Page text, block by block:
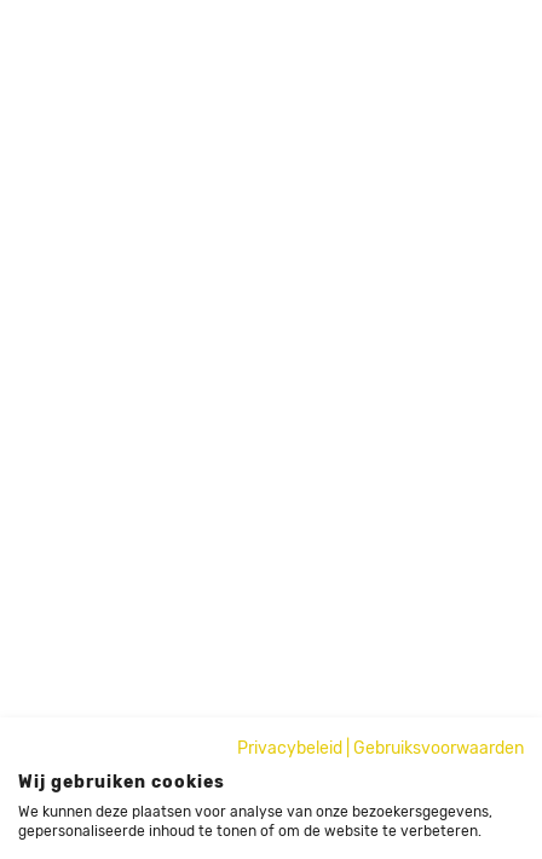
Privacybeleid
Gebruiksvoorwaarden
Wij gebruiken cookies
We kunnen deze plaatsen voor analyse van onze bezoekersgegevens,
gepersonaliseerde inhoud te tonen of om de website te verbeteren.